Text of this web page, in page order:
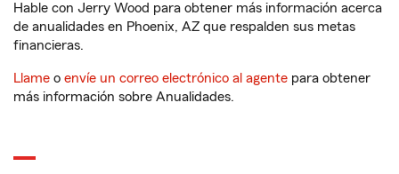
Hable con Jerry Wood para obtener más información acerca
de anualidades en Phoenix, AZ que respalden sus metas
financieras.
Llame o envíe un correo electrónico al agente para obtener
más información sobre Anualidades.